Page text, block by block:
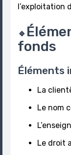
l’exploitation
🔹
fonds
Éléments
La
Le nom
Le droit